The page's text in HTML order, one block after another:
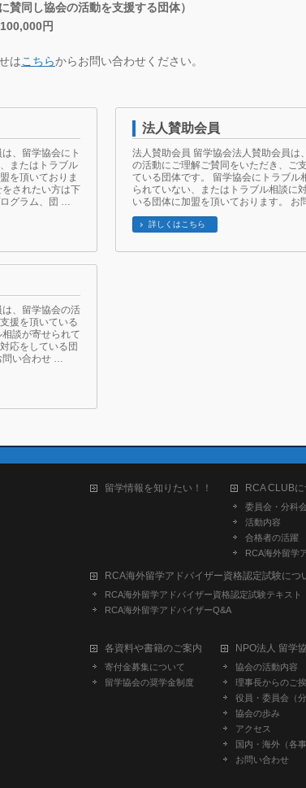
賛同し協会の活動を支援する団体）
円
はこちらからお問い合わせください。
、留学協会にト
またはトラブル
を頂いておりま
されたい方は下
グラム、団 …
法人賛助会員
法人賛助会員 留学協会法人賛助会員は
の活動にご理解ご賛同をいただき、ご
ている団体です。 留学協会にトラブル
られていない、またはトラブル相談に
いる団体に加盟を頂いております。 お
詳しくはこちら
、留学協会の活
援を頂いている
談が寄せられて
応をしている団
問い合わせ …
留学情報を知りたい！！ RCA CLUB
委員会・分科
活動内容
合格者の活躍
RCA海外留学
RCA海外留学アドバイザー資格認定試験につ
RCA海外留学アドバイザー資格認定試験テキスト
RCA海外留学アドバイザーQ&A
各資料や書籍のご案内
寄付金募集について
留学協会の奨学金制度
NPO法人 留学
協会の活動内容
理事長からのご
役員・委員会（分
協会の歩み
アクセス
国内・海外（各
お問い合わせ